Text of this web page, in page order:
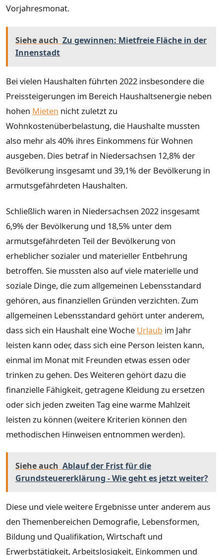
Vorjahresmonat.
Siehe auch Zu gewinnen: Mietfreie Fläche in der
Innenstadt
Bei vielen Haushalten führten 2022 insbesondere die
Preissteigerungen im Bereich Haushaltsenergie neben
hohen Mieten nicht zuletzt zu
Wohnkostenüberbelastung, die Haushalte mussten
also mehr als 40% ihres Einkommens für Wohnen
ausgeben. Dies betraf in Niedersachsen 12,8% der
Bevölkerung insgesamt und 39,1% der Bevölkerung in
armutsgefährdeten Haushalten.
Schließlich waren in Niedersachsen 2022 insgesamt
6,9% der Bevölkerung und 18,5% unter dem
armutsgefährdeten Teil der Bevölkerung von
erheblicher sozialer und materieller Entbehrung
betroffen. Sie mussten also auf viele materielle und
soziale Dinge, die zum allgemeinen Lebensstandard
gehören, aus finanziellen Gründen verzichten. Zum
allgemeinen Lebensstandard gehört unter anderem,
dass sich ein Haushalt eine Woche Urlaub im Jahr
leisten kann oder, dass sich eine Person leisten kann,
einmal im Monat mit Freunden etwas essen oder
trinken zu gehen. Des Weiteren gehört dazu die
finanzielle Fähigkeit, getragene Kleidung zu ersetzen
oder sich jeden zweiten Tag eine warme Mahlzeit
leisten zu können (weitere Kriterien können den
methodischen Hinweisen entnommen werden).
Siehe auch Ablauf der Frist für die
Grundsteuererklärung - Wie geht es jetzt weiter?
Diese und viele weitere Ergebnisse unter anderem aus
den Themenbereichen Demografie, Lebensformen,
Bildung und Qualifikation, Wirtschaft und
Erwerbstätigkeit, Arbeitslosigkeit, Einkommen und